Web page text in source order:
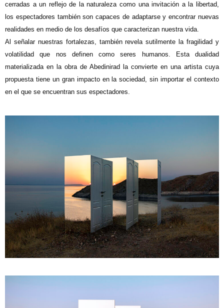
cerradas a un reflejo de la naturaleza como una invitación a la libertad,
los espectadores también son capaces de adaptarse y encontrar nuevas
realidades en medio de los desafíos que caracterizan nuestra vida.
Al señalar nuestras fortalezas, también revela sutilmente la fragilidad y
volatilidad que nos definen como seres humanos. Esta dualidad
materializada en la obra de Abedinirad la convierte en una artista cuya
propuesta tiene un gran impacto en la sociedad, sin importar el contexto
en el que se encuentran sus espectadores.